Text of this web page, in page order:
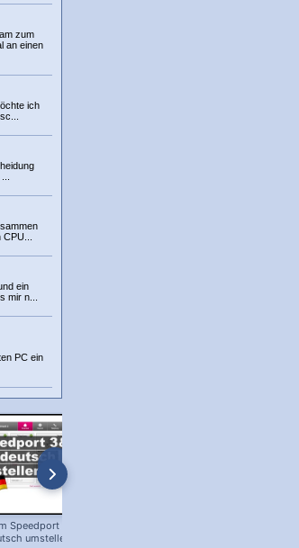
zum
an einen
ich
CPU...
ein
mir n...
PC ein
Speedport Router: Sprache
umstellen!